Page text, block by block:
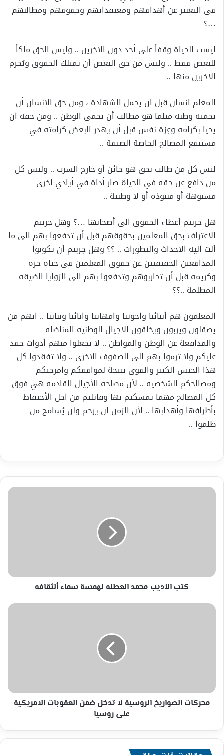
في التعبير عن أهدافهم ومعتقداتهم وحقوقهم ومطالبهم
…؟
ليست الحياة وقفاً على أحد دون الاخرين .. وليس الحق ملكاً
للبعض فقط .. وليس من حق البعض أن يمتلك الحقوق ويُحرم
الاخرين منها ..
المعلم انسان قبل ان يحمل الشهادة ، ومن حق الانسان أن
يحميه وطنه مثلما هو مطالب أن يحمي الوطن .. ومن حقه ان
يحيا بكرامة وعِزة نفس قبل أن يهدر البعض كرامته في
مستنقع المصالح الخاصة الضيقة ..
ليس كل من طالب بحق هو خائن أو خارج السرب .. وليس كل
من دافع عن حقه في الحياة صار أداة في أيادي اخرى
مشبوهة أو منبوذة أو لا وطنية ..
هل جربتم أعطاء الحقوق الى أصحابها …؟ وهل جربتم
الاعتراف بحق المعلمين بحقوقهم قبل أن تدفعوا بهم الى ما
ألت اليه الاحداث والتطورات .. ؟؟ وهل جربتم أن تكونوا
المدافعين الحقيقيين عن حقوق المعلمين في حياة حرة
وكريمة قبل أن تحاربوهم وتدفعوا بهم الى الزوايا الضيقة
المظلمة ..؟؟
المعلمون هم أبنائنا واخوتنا وامهاتنا وابائنا وبناتنا .. انهم من
يصقلون ويربون ويخلقون الاجيال الوطنية المناضلة
والمدافعة عن الوطن والمواطن .. لا تجعلوا منهم أدوات حقد
عليكم ولا ترموا بهم الى الصفوف الاخرى .. ولا تفقدوا كل
هذا الجيش الكبير والقوي نتيجة لمواقفكم وامزجتكم
ومصالحكم الشخصية .. لأن مصلحة الأجيال القادمة هي فوق
كل المصالح مهما تمسكتم بها وقاتلتم من اجل الأحتفاظ
بأطرافها وأهدابها .. لأن الزمن لن يرحم ولن يُسامح من
ظلموا ..
كتب
كتب الآديب محمد العطله لهمسة سماء ألثقافه
محركات
على
روسيا
محركات الصواريخ الروسية لا تدخل ضمن العقوبات الامريكية
على روسيا